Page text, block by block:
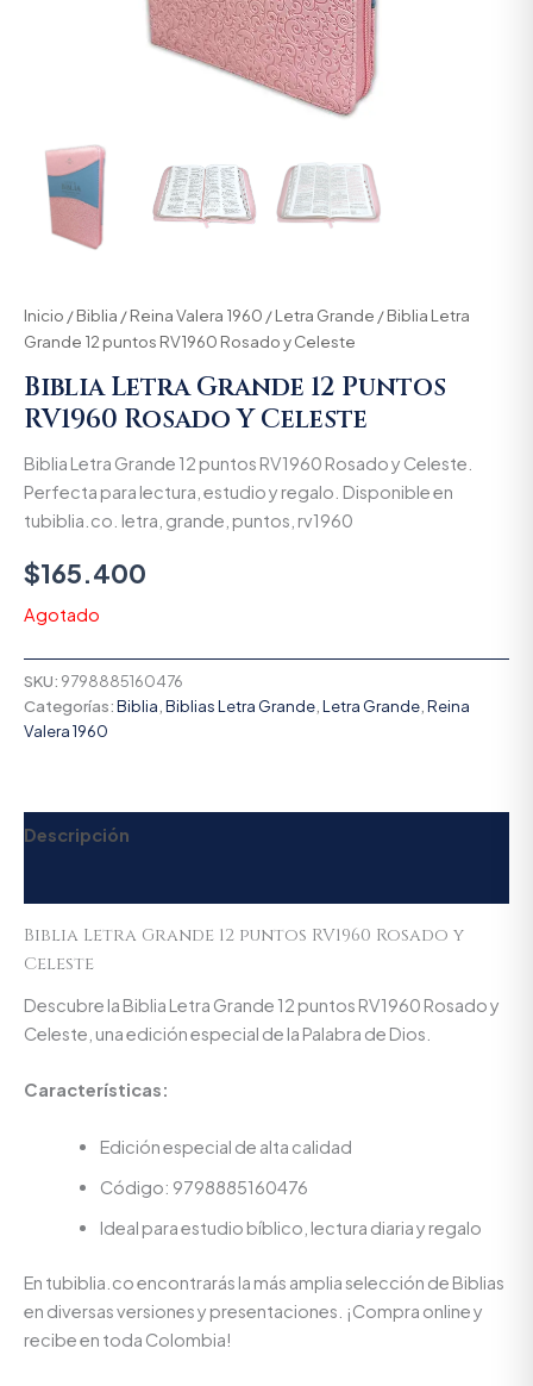
Inicio /Biblia /Reina Valera 1960 /Letra Grande / Biblia Letra
Grande 12 puntos RV1960 Rosado y Celeste
Biblia Letra Grande 12 Puntos
RV1960 Rosado Y Celeste
Biblia Letra Grande 12 puntos RV1960 Rosado y Celeste.
Perfecta para lectura, estudio y regalo. Disponible en
tubiblia.co. letra, grande, puntos, rv1960
$165.400
Agotado
SKU: 9798885160476
Categorías:Biblia Biblias Letra Grande Letra Grande Reina
Valera 1960
Descripción
Biblia Letra Grande 12 puntos RV1960 Rosado y
Celeste
Descubre la Biblia Letra Grande 12 puntos RV1960 Rosado y
Celeste, una edición especial de la Palabra de Dios.
Características:
Edición especial de alta calidad
Código: 9798885160476
Ideal para estudio bíblico, lectura diaria y regalo
En tubiblia.co encontrarás la más amplia selección de Biblias
en diversas versiones y presentaciones. ¡Compra online y
recibe en toda Colombia!